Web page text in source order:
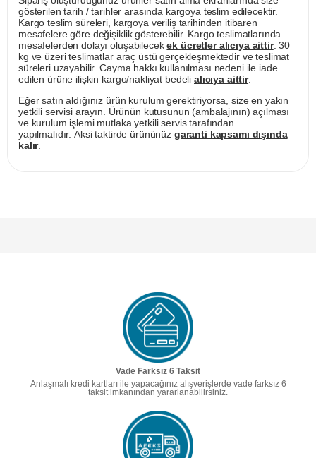
gösterilen tarih / tarihler arasında kargoya teslim edilecektir.
Kargo teslim süreleri, kargoya veriliş tarihinden itibaren
mesafelere göre değişiklik gösterebilir. Kargo teslimatlarında
mesafelerden dolayı oluşabilecekek ücretler alıcıya aittir. 30
kg ve üzeri teslimatlar araç üstü gerçekleşmektedir ve teslimat
süreleri uzayabilir. Cayma hakkı kullanılması nedeni ile iade
edilen ürüne ilişkin kargo/nakliyat bedeli alıcıya aittir.
Eğer satın aldığınız ürün kurulum gerektiriyorsa, size en yakın
yetkili servisi arayın. Ürünün kutusunun (ambalajının) açılması
ve kurulum işlemi mutlaka yetkili servis tarafından
yapılmalıdır. Aksi taktirde ürününüz garanti kapsamı dışında
kalır.
Vade Farksız 6 Taksit
Anlaşmalı kredi kartları ile yapacağınız alışverişlerde vade farksız 6
taksit imkanından yararlanabilirsiniz.